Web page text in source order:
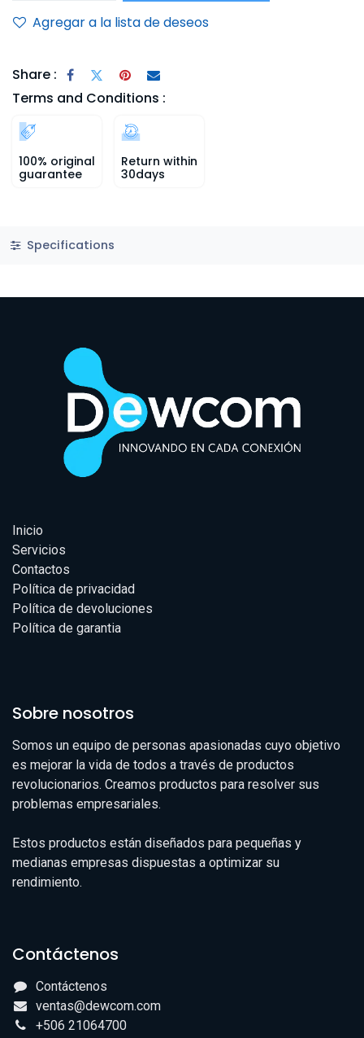
Agregar a la lista de deseos
Share :
Terms and Conditions :
100% original
guarantee
Return within
30days
Specifications
Inicio
Servicios
Contactos
Política de privacidad
Política de devoluciones
Política de garantia
Sobre nosotros
Somos un equipo de personas apasionadas cuyo objetivo
es mejorar la vida de todos a través de productos
revolucionarios. Creamos productos para resolver sus
problemas empresariales.
Estos productos están diseñados para pequeñas y
medianas empresas dispuestas a optimizar su
rendimiento.
Contáctenos
Contáctenos
ventas@dewcom.com
+506 21064700